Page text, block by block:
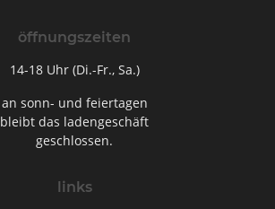
öffnungszeiten
14-18 Uhr (Di.-Fr., Sa.)
an sonn- und feiertagen
bleibt das ladengeschäft
geschlossen.
links